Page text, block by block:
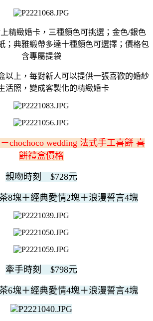
精緻婚卡，三種顏色可挑選；金色/銀色
；典雅緞帶多達十種顏色可選擇；價格包
含專屬提袋
以上，每對新人可以提供一張喜歡的婚紗
活照，變成客製化的精緻婚卡
chochoco wedding 法式手工喜餅 喜
餅禮盒價格
親吻時刻 $728元
8塊＋經典愛情2塊＋浪漫誓言4塊
牽手時刻 $798元
6塊＋經典愛情4塊＋浪漫誓言4塊